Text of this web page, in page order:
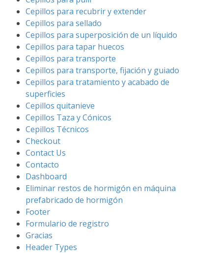
Cepillos para recubrir y extender
Cepillos para sellado
Cepillos para superposición de un líquido
Cepillos para tapar huecos
Cepillos para transporte
Cepillos para transporte, fijación y guiado
Cepillos para tratamiento y acabado de
superficies
Cepillos quitanieve
Cepillos Taza y Cónicos
Cepillos Técnicos
Checkout
Contact Us
Contacto
Dashboard
Eliminar restos de hormigón en máquina
prefabricado de hormigón
Footer
Formulario de registro
Gracias
Header Types